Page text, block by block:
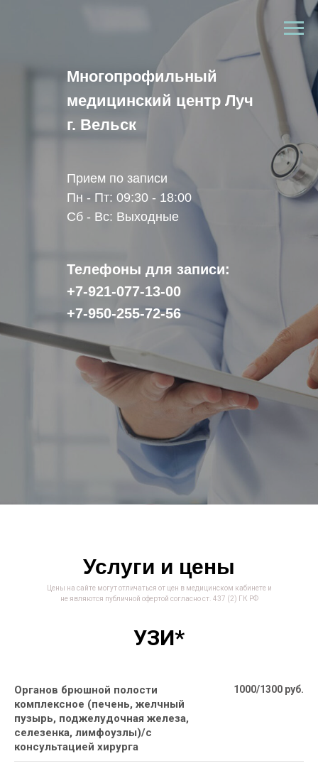
Многопрофильный
медицинский центр Луч
г. Вельск
Прием по записи
Пн - Пт: 09:30 - 18:00
Сб - Вс: Выходные
Телефоны для записи:
+7-921-077-13-00
+7-950-255-72-56
Услуги и цены
Цены на сайте могут отличаться от цен в медицинском кабинете и
не являются публичной офертой согласно ст. 437 (2) ГК РФ
УЗИ*
Органов брюшной полости
комплексное (печень, желчный
пузырь, поджелудочная железа,
селезенка, лимфоузлы)/с
консультацией хирурга
1000/1300 руб.